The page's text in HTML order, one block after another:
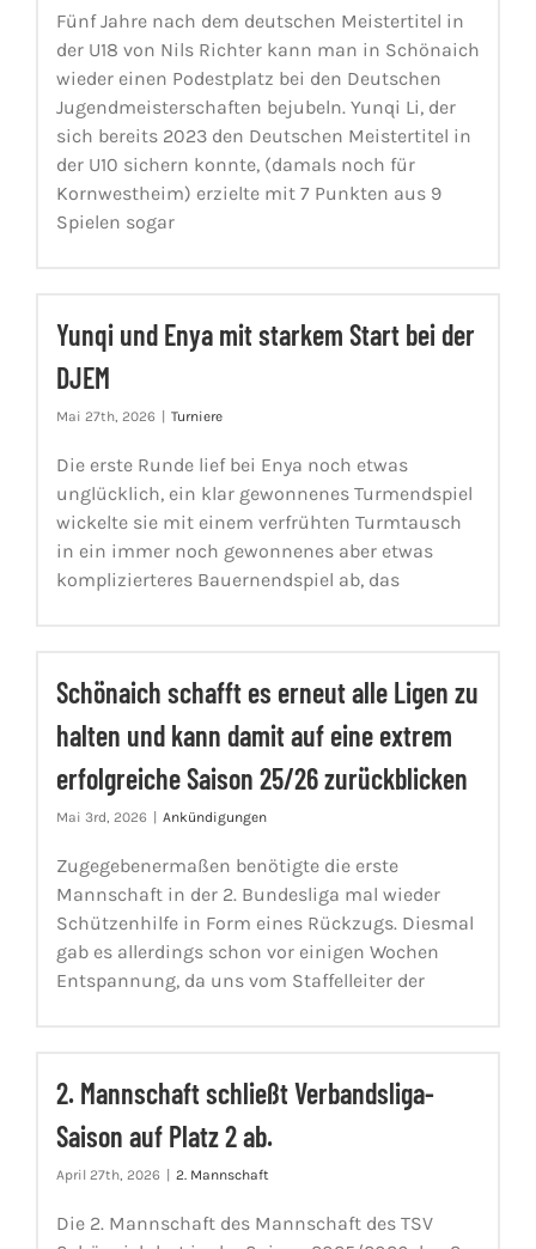
Fünf Jahre nach dem deutschen Meistertitel in
der U18 von Nils Richter kann man in Schönaich
wieder einen Podestplatz bei den Deutschen
Jugendmeisterschaften bejubeln. Yunqi Li, der
sich bereits 2023 den Deutschen Meistertitel in
der U10 sichern konnte, (damals noch für
Kornwestheim) erzielte mit 7 Punkten aus 9
Spielen sogar
Yunqi und Enya mit starkem Start bei der
DJEM
Mai 27th, 2026 Turniere
Die erste Runde lief bei Enya noch etwas
unglücklich, ein klar gewonnenes Turmendspiel
wickelte sie mit einem verfrühten Turmtausch
in ein immer noch gewonnenes aber etwas
komplizierteres Bauernendspiel ab, das
Schönaich schafft es erneut alle Ligen zu
halten und kann damit auf eine extrem
erfolgreiche Saison 25/26 zurückblicken
Mai 3rd, 2026 Ankündigungen
Zugegebenermaßen benötigte die erste
Mannschaft in der 2. Bundesliga mal wieder
Schützenhilfe in Form eines Rückzugs. Diesmal
gab es allerdings schon vor einigen Wochen
Entspannung, da uns vom Staffelleiter der
2. Mannschaft schließt Verbandsliga-
Saison auf Platz 2 ab.
April 27th, 2026 2. Mannschaft
Die 2. Mannschaft des Mannschaft des TSV